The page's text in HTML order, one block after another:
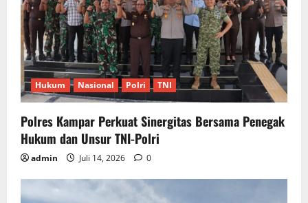
Hukum Nasional Polri TNI
Polres Kampar Perkuat Sinergitas Bersama Penegak
Hukum dan Unsur TNI-Polri
admin Juli 14, 2026 0